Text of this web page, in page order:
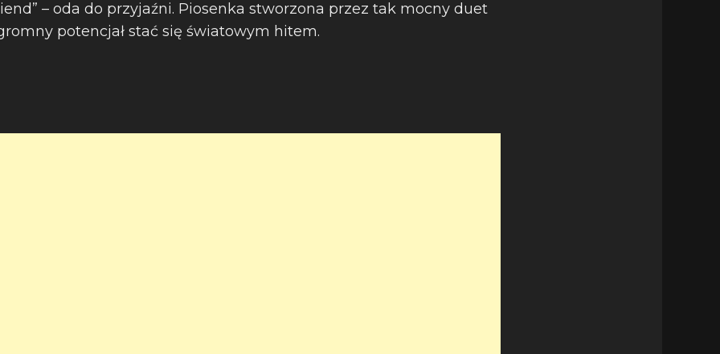
– oda do przyjaźni. Piosenka stworzona przez tak mocny duet
potencjał stać się światowym hitem.